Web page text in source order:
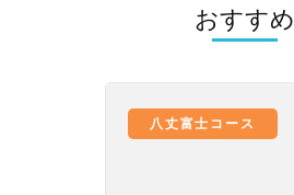
おすすめ
八丈富士コース